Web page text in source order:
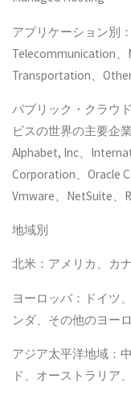
アプリケーション別
Telecommunication、
Transportation、
パブリック・クラウ
ビスの世界の主要企
Alphabet, Inc、
Corporation、Oracle
Vmware、NetSuite、
地域別
北米：アメリカ、カ
ヨーロッパ：ドイツ
ンダ、その他のヨー
アジア太平洋地域：
ド、オーストラリア